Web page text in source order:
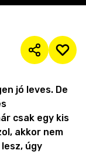
jó leves. De
csak egy kis
akkor nem
úgy